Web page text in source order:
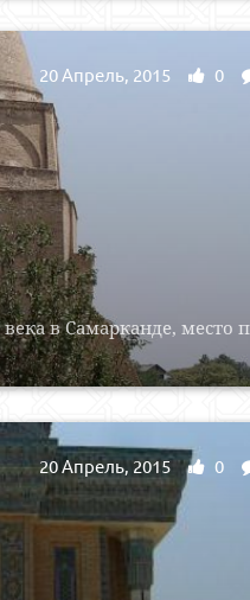
в Самарканде, место
20 Апрель, 2015 0
20 Апрель, 2015 0